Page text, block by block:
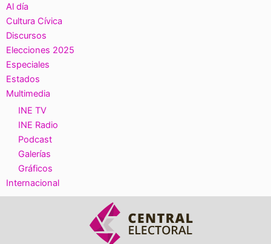
Al día
Cultura Cívica
Discursos
Elecciones 2025
Especiales
Estados
Multimedia
INE TV
INE Radio
Podcast
Galerías
Gráficos
Internacional